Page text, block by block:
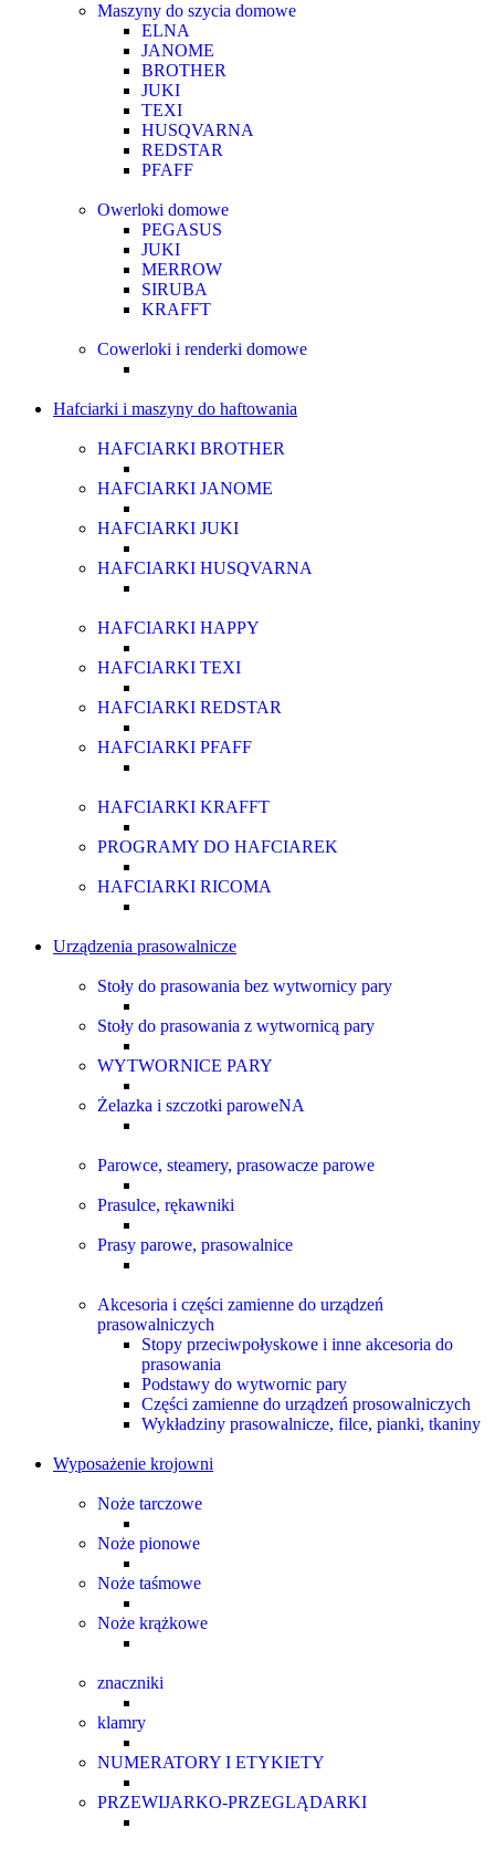
Maszyny do szycia domowe
ELNA
JANOME
BROTHER
JUKI
TEXI
HUSQVARNA
REDSTAR
PFAFF
Owerloki domowe
PEGASUS
JUKI
MERROW
SIRUBA
KRAFFT
Cowerloki i renderki domowe
Hafciarki i maszyny do haftowania
HAFCIARKI BROTHER
HAFCIARKI JANOME
HAFCIARKI JUKI
HAFCIARKI HUSQVARNA
HAFCIARKI HAPPY
HAFCIARKI TEXI
HAFCIARKI REDSTAR
HAFCIARKI PFAFF
HAFCIARKI KRAFFT
PROGRAMY DO HAFCIAREK
HAFCIARKI RICOMA
Urządzenia prasowalnicze
Stoły do prasowania bez wytwornicy pary
Stoły do prasowania z wytwornicą pary
WYTWORNICE PARY
Żelazka i szczotki paroweNA
Parowce, steamery, prasowacze parowe
Prasulce, rękawniki
Prasy parowe, prasowalnice
Akcesoria i części zamienne do urządzeń
prasowalniczych
Stopy przeciwpołyskowe i inne akcesoria do
prasowania
Podstawy do wytwornic pary
Części zamienne do urządzeń prosowalniczych
Wykładziny prasowalnicze, filce, pianki, tkaniny
Wyposażenie krojowni
Noże tarczowe
Noże pionowe
Noże taśmowe
Noże krążkowe
znaczniki
klamry
NUMERATORY I ETYKIETY
PRZEWIJARKO-PRZEGLĄDARKI